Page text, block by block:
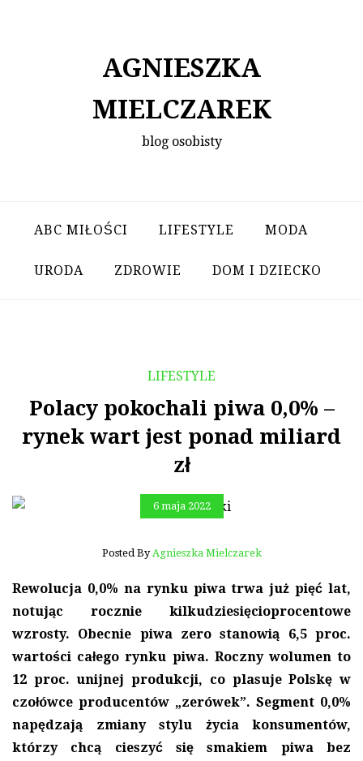
AGNIESZKA
MIELCZAREK
blog osobisty
ABC MIŁOŚCI LIFESTYLE MODA
URODA ZDROWIE DOM I DZIECKO
LIFESTYLE
Polacy pokochali piwa 0,0% –
rynek wart jest ponad miliard
zł
6 maja 2022
Posted By Agnieszka Mielczarek
Rewolucja 0,0% na rynku piwa trwa już pięć lat,
notując rocznie kilkudziesięcioprocentowe
wzrosty. Obecnie piwa zero stanowią 6,5 proc.
wartości całego rynku piwa. Roczny wolumen to
12 proc. unijnej produkcji, co plasuje Polskę w
czołówce producentów „zerówek”. Segment 0,0%
napędzają zmiany stylu życia konsumentów,
którzy chcą cieszyć się smakiem piwa bez